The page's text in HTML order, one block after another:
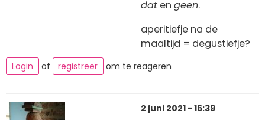
dat en geen.
aperitiefje na de
maaltijd = degustiefje?
Login of registreer om te reageren
2 juni 2021 - 16:39